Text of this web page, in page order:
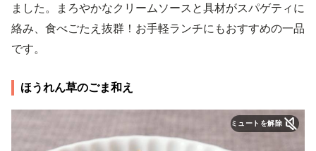
ました。まろやかなクリームソースと具材がスパゲティに
絡み、食べごたえ抜群！お手軽ランチにもおすすめの一品
です。
ほうれん草のごま和え
ミュートを解除